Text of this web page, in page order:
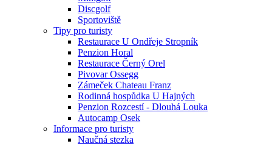
Discgolf
Sportoviště
Tipy pro turisty
Restaurace U Ondřeje Stropník
Penzion Horal
Restaurace Černý Orel
Pivovar Ossegg
Zámeček Chateau Franz
Rodinná hospůdka U Hajných
Penzion Rozcestí - Dlouhá Louka
Autocamp Osek
Informace pro turisty
Naučná stezka